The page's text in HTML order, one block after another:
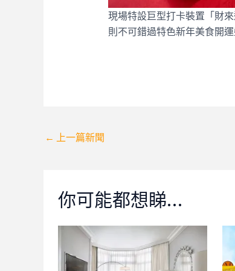
現場特設巨型打卡裝置「財
則不可錯過特色新年美食開
Post
← 上一篇新聞
你可能都想睇…